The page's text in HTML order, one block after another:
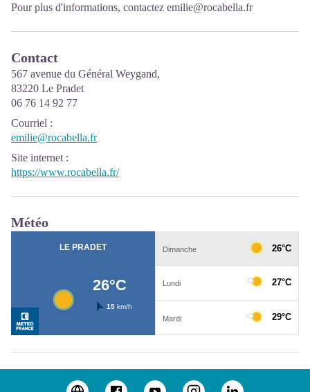
Pour plus d'informations, contactez emilie@rocabella.fr
Contact
567 avenue du Général Weygand,
83220 Le Pradet
06 76 14 92 77
Courriel :
emilie@rocabella.fr
Site internet :
https://www.rocabella.fr/
Météo